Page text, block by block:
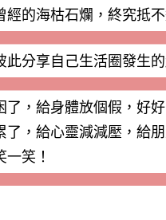
經的海枯石爛，終究抵
此分享自己生活圈發生
了，給身體放個假，好
了，給心靈減減壓，給
一笑！